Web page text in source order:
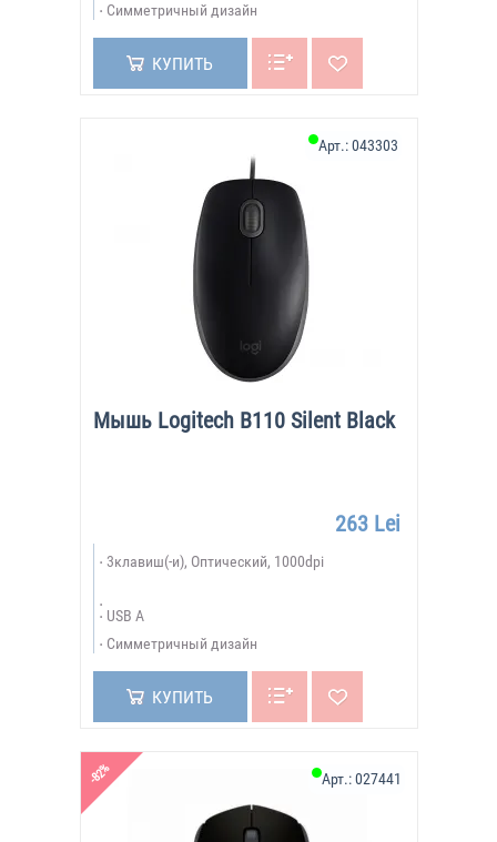
Симметричный дизайн
КУПИТЬ
Мышь Logitech B110 Silent Black
Арт.:043303
263 Lei
3клавиш(-и), Оптический, 1000dpi
USB A
Симметричный дизайн
КУПИТЬ
-82% Арт.:027441